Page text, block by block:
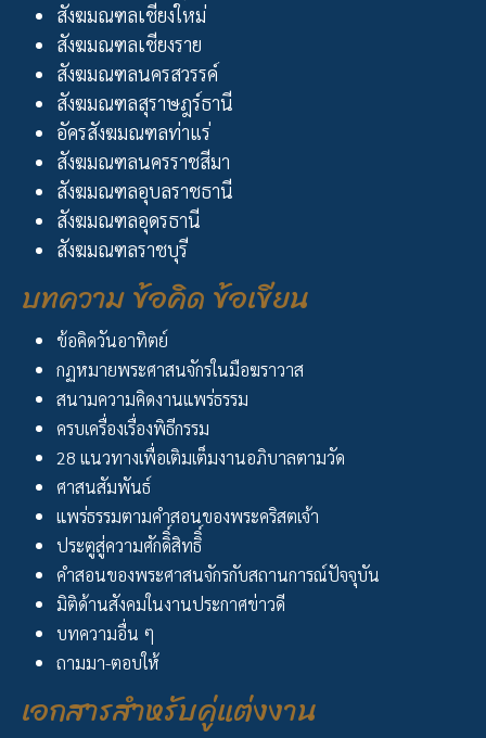
สังฆมณฑลเชียงใหม่
สังฆมณฑลเชียงราย
สังฆมณฑลนครสวรรค์
สังฆมณฑลสุราษฎร์ธานี
อัครสังฆมณฑลท่าแร่
สังฆมณฑลนครราชสีมา
สังฆมณฑลอุบลราชธานี
สังฆมณฑลอุดรธานี
สังฆมณฑลราชบุรี
บทความ ข้อคิด ข้อเขียน
ข้อคิดวันอาทิตย์
กฏหมายพระศาสนจักรในมือฆราวาส
สนามความคิดงานแพร่ธรรม
ครบเครื่องเรื่องพิธีกรรม
28 แนวทางเพื่อเติมเต็มงานอภิบาลตามวัด
ศาสนสัมพันธ์
แพร่ธรรมตามคำสอนของพระคริสตเจ้า
ประตูสู่ความศักดิิ์สิทธิิ์
คำสอนของพระศาสนจักรกับสถานการณ์ปัจจุบัน
มิติด้านสังคมในงานประกาศข่าวดี
บทความอื่น ๆ
ถามมา-ตอบให้
เอกสารสำหรับคู่แต่งงาน